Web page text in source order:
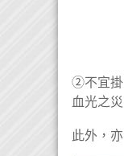
②不宜掛
血光之災
此外，